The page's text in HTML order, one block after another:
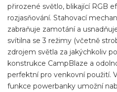
přirozené světlo, blikající RGB
rozjasňování. Stahovací
zabraňuje zamotání a
svítilna se 3 režimy (včetně
zdrojem světla za jakýchkoliv
konstrukce CampBlaze a
perfektní pro venkovní použití.
funkce powerbanky umožní